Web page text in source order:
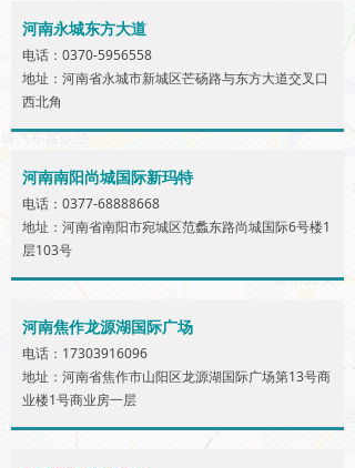
河南永城东方大道
电话：0370-5956558
地址：河南省永城市新城区芒砀路与东方大道交叉口
西北角
河南南阳尚城国际新玛特
电话：0377-68888668
地址：河南省南阳市宛城区范蠡东路尚城国际6号楼1
层103号
河南焦作龙源湖国际广场
电话：17303916096
地址：河南省焦作市山阳区龙源湖国际广场第13号商
业楼1号商业房一层